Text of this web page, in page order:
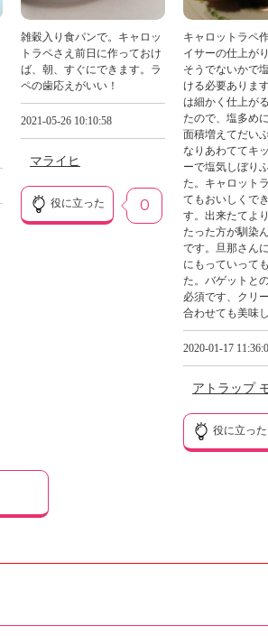
雑穀入り食パンで。キャロッ
トラペさえ前日に作っておけ
ば、朝、すぐにできます。ラ
ペの歯応えがいい！
2021-05-26 10:10:58
マライヒ
役に立った 0
キャロットラペ
イサーの仕上が
そうでないかで
ける必要ありま
は細かく仕上が
たので、塩多め
面積増えてだい
なりあわててキ
ーで塩気しぼり
た。キャロット
てもおいしくで
す。出来たてよ
たった方が馴染
です。旦那さん
にもっていって
た。バゲットと
必須です、クリ
合わせても美味し
2020-01-17
アトラップ
役に立った